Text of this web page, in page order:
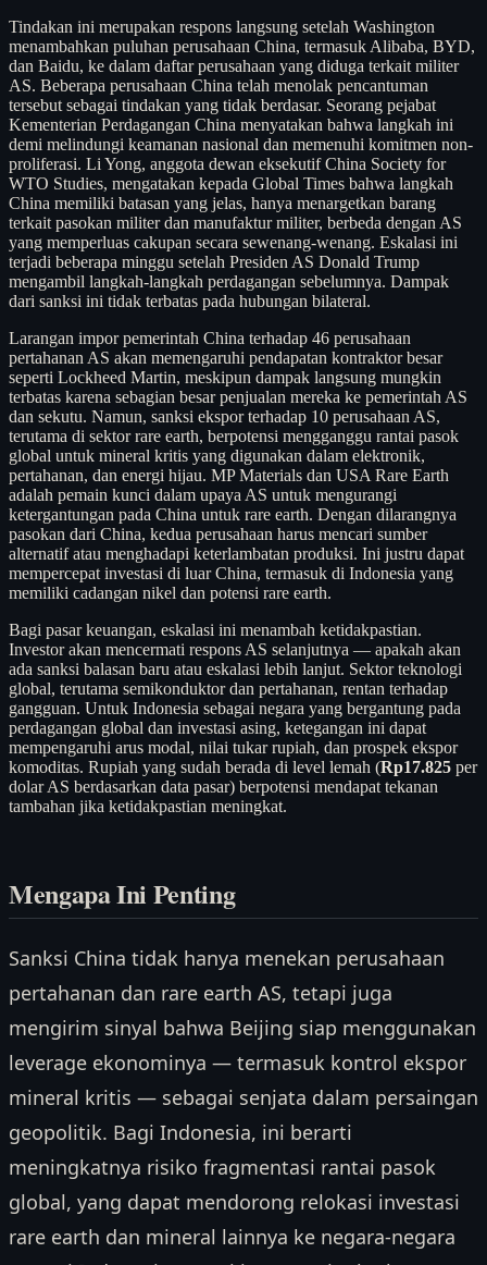
Tindakan ini merupakan respons langsung setelah Washington
menambahkan puluhan perusahaan China, termasuk Alibaba, BYD,
dan Baidu, ke dalam daftar perusahaan yang diduga terkait militer
AS. Beberapa perusahaan China telah menolak pencantuman
tersebut sebagai tindakan yang tidak berdasar. Seorang pejabat
Kementerian Perdagangan China menyatakan bahwa langkah ini
demi melindungi keamanan nasional dan memenuhi komitmen non-
proliferasi. Li Yong, anggota dewan eksekutif China Society for
WTO Studies, mengatakan kepada Global Times bahwa langkah
China memiliki batasan yang jelas, hanya menargetkan barang
terkait pasokan militer dan manufaktur militer, berbeda dengan AS
yang memperluas cakupan secara sewenang-wenang. Eskalasi ini
terjadi beberapa minggu setelah Presiden AS Donald Trump
mengambil langkah-langkah perdagangan sebelumnya. Dampak
dari sanksi ini tidak terbatas pada hubungan bilateral.
Larangan impor pemerintah China terhadap 46 perusahaan
pertahanan AS akan memengaruhi pendapatan kontraktor besar
seperti Lockheed Martin, meskipun dampak langsung mungkin
terbatas karena sebagian besar penjualan mereka ke pemerintah AS
dan sekutu. Namun, sanksi ekspor terhadap 10 perusahaan AS,
terutama di sektor rare earth, berpotensi mengganggu rantai pasok
global untuk mineral kritis yang digunakan dalam elektronik,
pertahanan, dan energi hijau. MP Materials dan USA Rare Earth
adalah pemain kunci dalam upaya AS untuk mengurangi
ketergantungan pada China untuk rare earth. Dengan dilarangnya
pasokan dari China, kedua perusahaan harus mencari sumber
alternatif atau menghadapi keterlambatan produksi. Ini justru dapat
mempercepat investasi di luar China, termasuk di Indonesia yang
memiliki cadangan nikel dan potensi rare earth.
Bagi pasar keuangan, eskalasi ini menambah ketidakpastian.
Investor akan mencermati respons AS selanjutnya — apakah akan
ada sanksi balasan baru atau eskalasi lebih lanjut. Sektor teknologi
global, terutama semikonduktor dan pertahanan, rentan terhadap
gangguan. Untuk Indonesia sebagai negara yang bergantung pada
perdagangan global dan investasi asing, ketegangan ini dapat
mempengaruhi arus modal, nilai tukar rupiah, dan prospek ekspor
komoditas. Rupiah yang sudah berada di level lemah (Rp17.825 per
dolar AS berdasarkan data pasar) berpotensi mendapat tekanan
tambahan jika ketidakpastian meningkat.
Mengapa Ini Penting
Sanksi China tidak hanya menekan perusahaan
pertahanan dan rare earth AS, tetapi juga
mengirim sinyal bahwa Beijing siap menggunakan
leverage ekonominya — termasuk kontrol ekspor
mineral kritis — sebagai senjata dalam persaingan
geopolitik. Bagi Indonesia, ini berarti
meningkatnya risiko fragmentasi rantai pasok
global, yang dapat mendorong relokasi investasi
rare earth dan mineral lainnya ke negara-negara